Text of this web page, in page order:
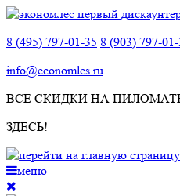
8 (495) 797-01-35 8 (903) 797-
info@economles.ru
ВСЕ СКИДКИ НА
ЗДЕСЬ!
меню